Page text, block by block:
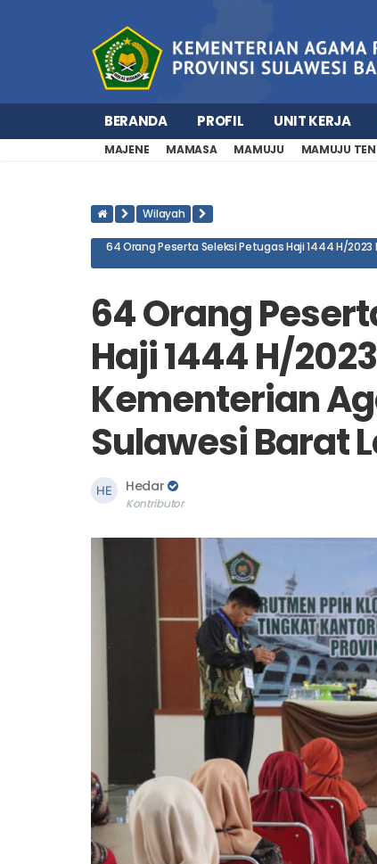
BERANDA PROFIL UNIT KERJA
MAJENE MAMASA MAMUJU MAMUJU
Wilayah
64 Orang Peserta Seleksi Petugas Haji 1444 H/
64 Orang
Haji 1444 H/
Kementerian
Sulawesi Barat
Hedar
Kontributor